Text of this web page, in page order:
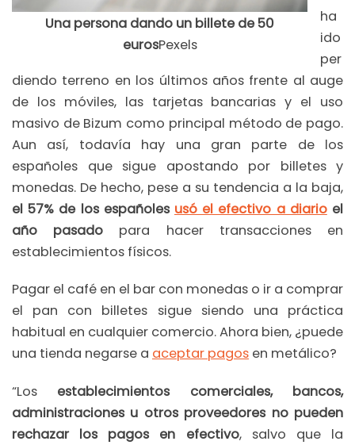
Una persona dando un billete de 50
eurosPexels
ha
ido
per
diendo terreno en los últimos años frente al auge
de los móviles, las tarjetas bancarias y el uso
masivo de Bizum como principal método de pago.
Aun así, todavía hay una gran parte de los
españoles que sigue apostando por billetes y
monedas. De hecho, pese a su tendencia a la baja,
el 57% de los españoles usó el efectivo a diarioel
año pasado para hacer transacciones en
establecimientos físicos.
Pagar el café en el bar con monedas o ir a comprar
el pan con billetes sigue siendo una práctica
habitual en cualquier comercio. Ahora bien, ¿puede
una tienda negarse a aceptar pagos en metálico?
“Los establecimientos comerciales, bancos,
administraciones u otros proveedores no pueden
rechazar los pagos en efectivo, salvo que la